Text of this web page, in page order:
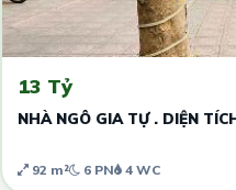
13 Tỷ
NHÀ NGÔ GIA TỰ . DIỆN
92 m² 6 PN 4 WC